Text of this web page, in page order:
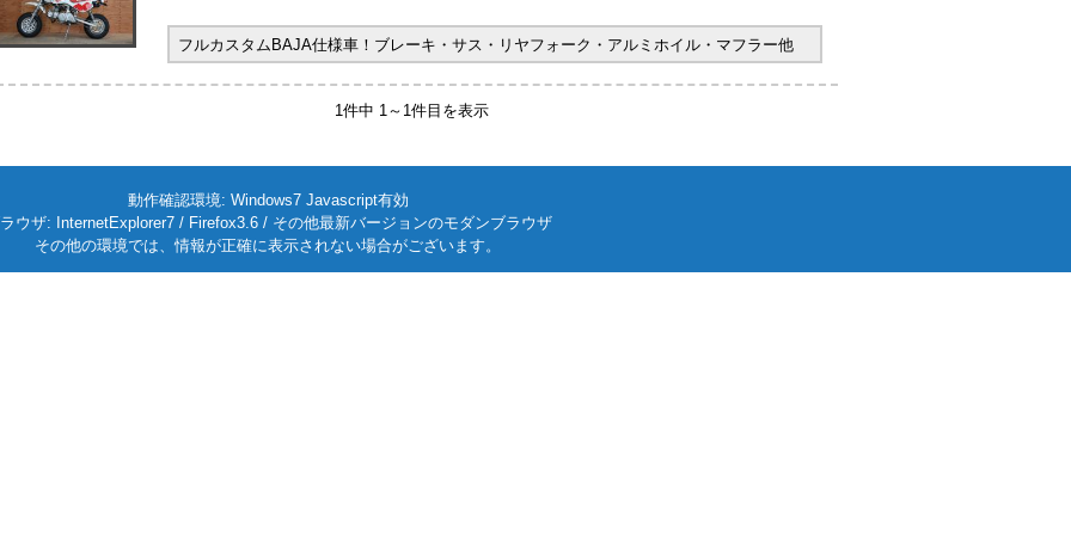
フルカスタムBAJA仕様車！ブレーキ・サス・リヤフォーク・アルミホイル・マフラー他
1件中 1～1件目を表示
動作確認環境: Windows7 Javascript有効
ウザ: InternetExplorer7 / Firefox3.6 / その他最新バージョンのモダンブラウザ
その他の環境では、情報が正確に表示されない場合がございます。